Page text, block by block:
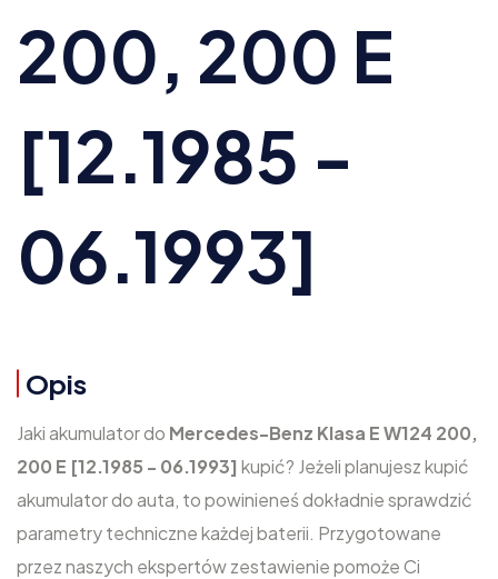
200, 200 E
[12.1985 -
06.1993]
Opis
Jaki akumulator do Mercedes-Benz Klasa E W124 200,
200 E [12.1985 - 06.1993] kupić? Jeżeli planujesz kupić
akumulator do auta, to powinieneś dokładnie sprawdzić
parametry techniczne każdej baterii. Przygotowane
przez naszych ekspertów zestawienie pomoże Ci